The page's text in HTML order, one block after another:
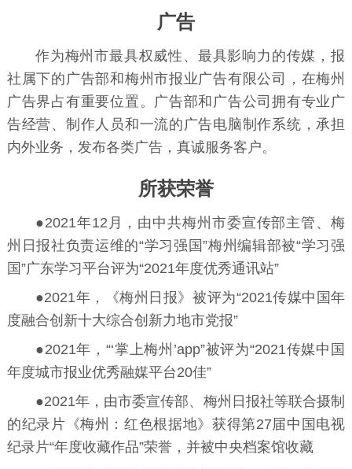
广告
作为梅州市最具权威性、最具影响力的传媒，报
社属下的广告部和梅州市报业广告有限公司，在梅州
广告界占有重要位置。广告部和广告公司拥有专业广
告经营、制作人员和一流的广告电脑制作系统，承担
内外业务，发布各类广告，真诚服务客户。
所获荣誉
●2021年12月，由中共梅州市委宣传部主管、梅
州日报社负责运维的“学习强国”梅州编辑部被“学习强
国”广东学习平台评为“2021年度优秀通讯站”
●2021年，《梅州日报》被评为“2021传媒中国年
度融合创新十大综合创新力地市党报”
●2021年，“‘掌上梅州’app”被评为“2021传媒中国
年度城市报业优秀融媒平台20佳”
●2021年，由市委宣传部、梅州日报社等联合摄制
的纪录片《梅州：红色根据地》获得第27届中国电视
纪录片“年度收藏作品”荣誉，并被中央档案馆收藏